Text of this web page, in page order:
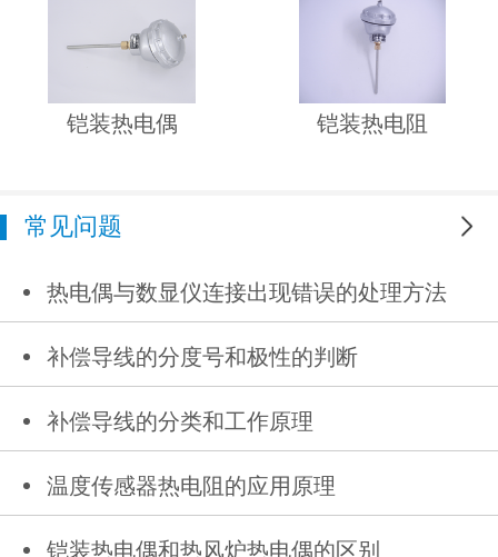
铠装热电偶 铠装热电阻
常见问题
热电偶与数显仪连接出现错误的处理方法
补偿导线的分度号和极性的判断
补偿导线的分类和工作原理
温度传感器热电阻的应用原理
铠装热电偶和热风炉热电偶的区别